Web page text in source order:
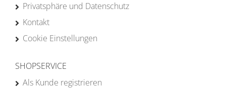
Privatsphäre und Datenschutz
Kontakt
Cookie Einstellungen
SHOPSERVICE
Als Kunde registrieren